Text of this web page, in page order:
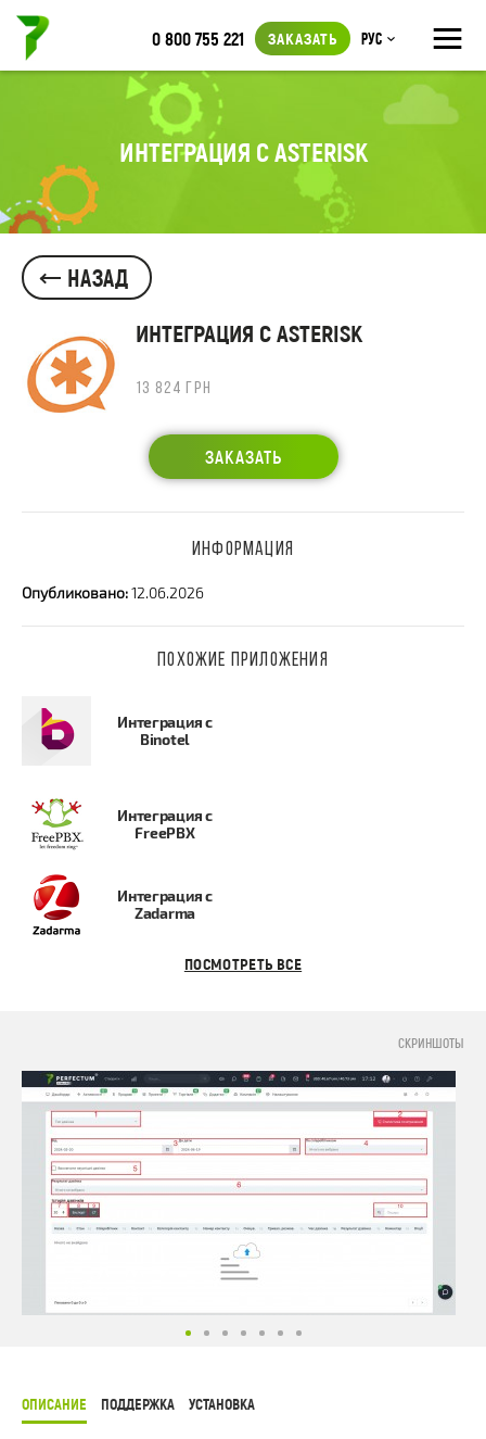
≡
0 800 755 221 ЗАКАЗАТЬ Рус
ИНТЕГРАЦИЯ С ASTERISK
НАЗАД
ИНТЕГРАЦИЯ С ASTERISK
13 824 ГРН
ЗАКАЗАТЬ
ИНФОРМАЦИЯ
Опубликовано:12.06.2026
ПОХОЖИЕ ПРИЛОЖЕНИЯ
Интеграция с
Binotel
Интеграция с
FreePBX
Интеграция с
Zadarma
ПОСМОТРЕТЬ ВСЕ
СКРИНШОТЫ
ОПИСАНИЕ ПОДДЕРЖКА УСТАНОВКА